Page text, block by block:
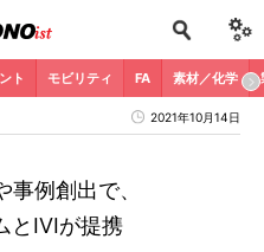
ト モビリティ FA 素材／化学
2021年10月14日
例創出で、
とIVIが提携